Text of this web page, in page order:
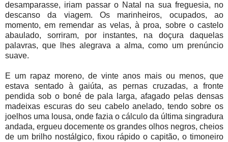
desamparasse, iriam passar o Natal na sua freguesia, no
descanso da viagem. Os marinheiros, ocupados, ao
momento, em remendar as velas, à proa, sobre o castelo
abaulado, sorriram, por instantes, na doçura daquelas
palavras, que lhes alegrava a alma, como um prenúncio
suave.
E um rapaz moreno, de vinte anos mais ou menos, que
estava sentado à gaiúta, as pernas cruzadas, a fronte
pendida sob o boné de pala larga, afagado pelas densas
madeixas escuras do seu cabelo anelado, tendo sobre os
joelhos uma lousa, onde fazia o cálculo da última singradura
andada, ergueu docemente os grandes olhos negros, cheios
de um brilho nostálgico, fixou rápido o capitão, o timoneiro